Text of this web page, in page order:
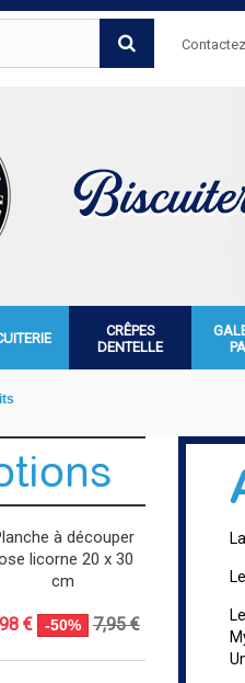
CRÊPES
DENTELLE
à découper
licorne 20 x 30
cm
€ -50% 7,95 €